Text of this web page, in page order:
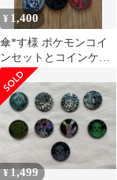
¥ 1,400
傘*す様 ポケモンコイ
ンセットとコインケー
ス
¥1,499